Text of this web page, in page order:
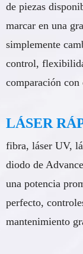
de piezas
marcar en una
simplemente
control,
comparación con
LÁSER
fibra, láser UV,
diodo de
una potencia
perfecto,
mantenimiento